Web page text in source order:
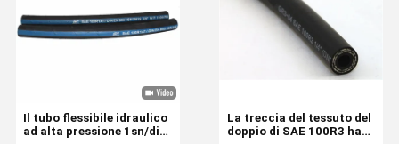
Prodotti
La treccia del tessuto del
doppio di SAE 100R3 ha
Il tubo flessibile idraulico
ad alta pressione 1sn/di